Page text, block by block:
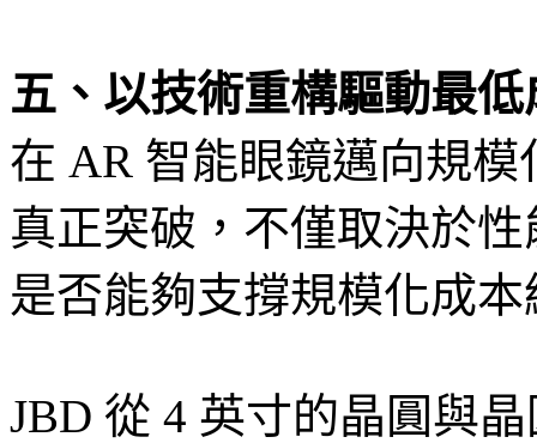
五、以技術重構驅動最
在 AR 智能眼鏡邁向規
真正突破，不僅取決於
是否能夠支撐規模化成本
JBD 從 4 英寸的晶圓與